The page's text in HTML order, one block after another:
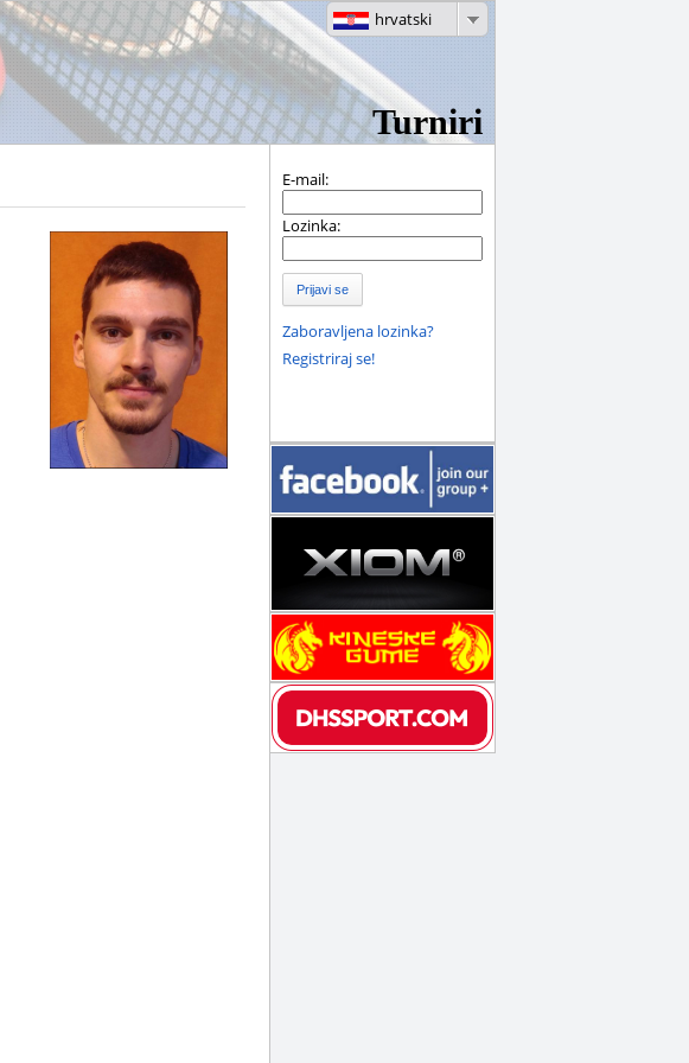
Turniri
hrvatski
E-mail:
Lozinka:
Prijavi se
Zaboravljena lozinka?
Registriraj se!